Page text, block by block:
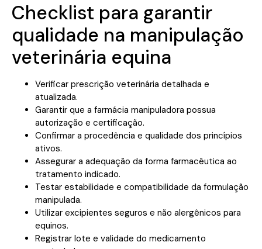
Checklist para garantir
qualidade na manipulação
veterinária equina
Verificar prescrição veterinária detalhada e
atualizada.
Garantir que a farmácia manipuladora possua
autorização e certificação.
Confirmar a procedência e qualidade dos princípios
ativos.
Assegurar a adequação da forma farmacêutica ao
tratamento indicado.
Testar estabilidade e compatibilidade da formulação
manipulada.
Utilizar excipientes seguros e não alergênicos para
equinos.
Registrar lote e validade do medicamento